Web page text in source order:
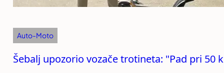
Auto-Moto
Šebalj upozorio vozače trotineta: "Pad pri 50